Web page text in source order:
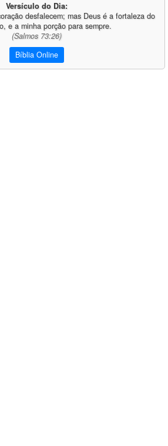
Versículo do Dia:
desfalecem; mas Deus é a fortaleza do
e a minha porção para sempre.
(Salmos 73:26)
Bíblia Online